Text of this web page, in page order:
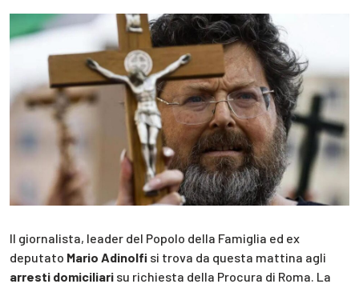
Il giornalista, leader del Popolo della Famiglia ed ex
deputato Mario Adinolfi si trova da questa mattina agli
arresti domiciliari su richiesta della Procura di Roma. La